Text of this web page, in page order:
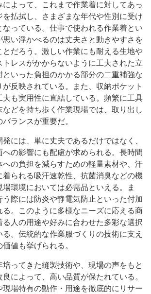
によって、これまで作業着に対してあっ
を払拭し、さまざまな年代や性別に受け
なっている。仕事で使われる作業着とい
思い浮かべるのは丈夫さと動きやすさを
とだろう。激しい作業にも耐える生地や
トレスがかからないように工夫された立
といった負担のかかる部分の二重補強な
が反映されている。また、収納ポケット
夫も実用性に直結している。頻繁に工具
どを持ち歩く作業現場では、取り出し
ランスが重要だ。
には、単に丈夫であるだけではなく、
の影響にも配慮が求められる。長時間
への負担を減らすための軽量素材や、汗
着られる吸汗速乾性、抗菌消臭などの機
環境においては必需品といえる。ま
う際には防炎や静電気防止といった付加
る。このように多様なニーズに応える商
る人の用途や好みに合わせた多彩な選択
る。伝統的な作業服づくりの技術に支え
値も挙げられる。
ってきた縫製技術や、現場の声をもと
によって、高い品質が保たれている。
現場特有の動作・用途を徹底的にリサー